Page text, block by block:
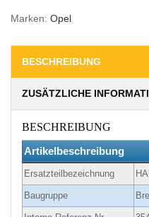
Marken: Opel
BESCHREIBUNG
ZUSÄTZLICHE
BESCHREIBUNG
Artikelbeschreibung
Ersatzteilbezeichnung
Baugruppe